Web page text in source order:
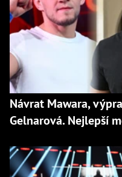
Návrat Mawara,
Gelnarová. Nejlepší